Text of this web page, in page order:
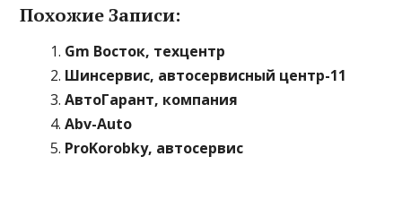
Похожие Записи:
Gm Восток, техцентр
Шинсервис, автосервисный центр-11
АвтоГарант, компания
Abv-Auto
ProKorobky, автосервис